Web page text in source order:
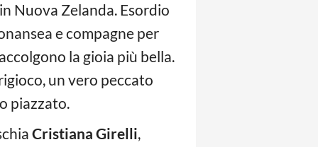
Nuova Zelanda. Esordio
e compagne per
la gioia più bella.
un vero peccato
piazzato.
Cristiana Girelli,